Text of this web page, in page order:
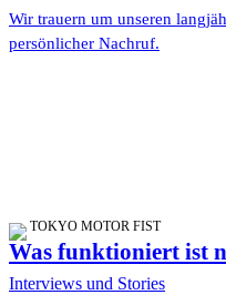
Wir trauern um unseren
persönlicher Nachruf.
TOKYO MOTOR FIST
Was funktioniert ist
Interviews und Stories